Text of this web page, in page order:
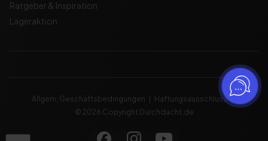
Ratgeber & Inspiration
Lageraktion
Allgem. Geschäftsbedingungen
Haftungsausschluss
© 2026 Copyright Durchdacht.de